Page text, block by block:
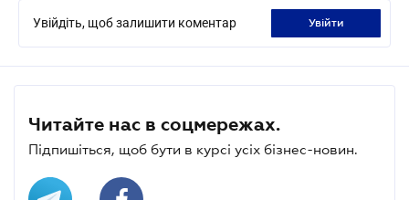
Увійдіть, щоб залишити коментар увійти
Читайте нас в соцмережах.
Підпишіться, щоб бути в курсі усіх бізнес-новин.